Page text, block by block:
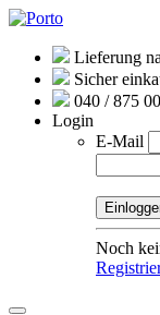
Lieferung
Sicher
040 / 875
Login
E-Mail
Noch